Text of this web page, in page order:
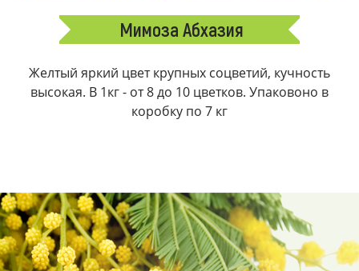
Мимоза Абхазия
Желтый яркий цвет крупных соцветий, кучность
высокая. В 1кг - от 8 до 10 цветков. Упаковоно в
коробку по 7 кг